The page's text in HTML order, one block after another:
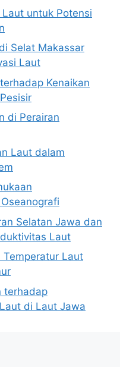
untuk Potensi
Selat Makassar
Laut
Kenaikan
di Perairan
Laut dalam
Selatan Jawa dan
Laut
Temperatur Laut
terhadap
di Laut Jawa